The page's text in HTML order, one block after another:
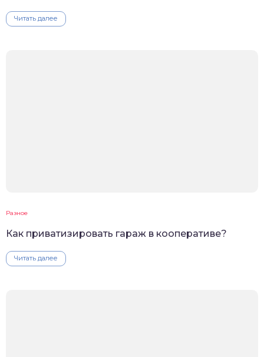
Читать далее
Разное
Как приватизировать гараж в кооперативе?
Читать далее